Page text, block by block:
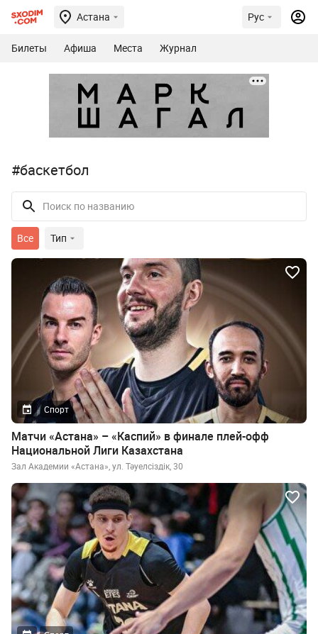
Астана Рус
Билеты Афиша Места Журнал
#баскетбол
Все Тип
Спорт
Матчи «Астана» – «Каспий» в финале плей-офф
Национальной Лиги Казахстана
Зал Академии «Астана», ул. Тәуелсiздiк, 30